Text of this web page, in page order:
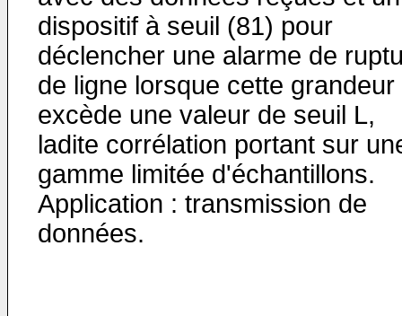
dispositif à seuil (81) pour
déclencher une alarme de
de ligne lorsque cette grandeur
excède une valeur de seuil L,
ladite corrélation portant sur
gamme limitée d'échantillons.
Application : transmission de
données.